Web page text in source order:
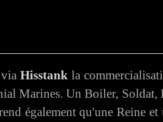
Hisstank la
Marines. Un Boiler, Soldat,
également qu'une Reine